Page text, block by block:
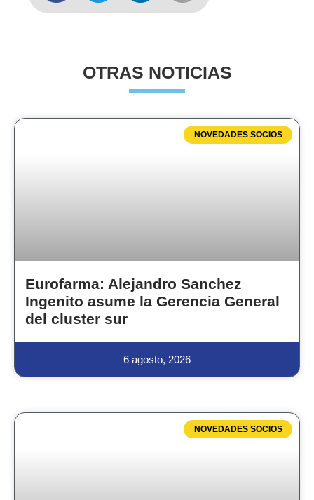
OTRAS NOTICIAS
NOVEDADES SOCIOS
Eurofarma: Alejandro Sanchez
Ingenito asume la Gerencia General
del cluster sur
6 agosto, 2026
NOVEDADES SOCIOS